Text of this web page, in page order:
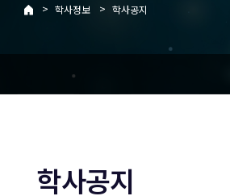
> 학사정보 > 학사공지
학사공지